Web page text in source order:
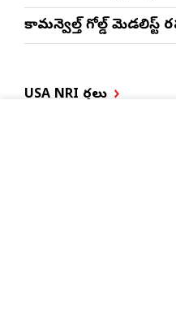
కామన్వెల్త్ గోల్డ్ మెడలిస్ట్
USA NRI వార్తలు